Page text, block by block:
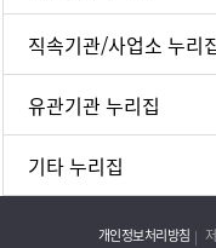
직속기관/사업소 누리
유관기관 누리집
기타 누리집
개인정보처리방침